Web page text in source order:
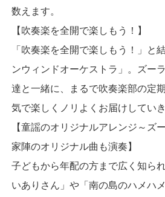
数えます。
【吹奏楽を全開で楽しもう！】
「吹奏楽を全開で楽しもう！」と
ンウィンドオーケストラ」。ズー
達と一緒に、まるで吹奏楽部の定
気で楽しくノリよくお届けしていき
【童謡のオリジナルアレンジ～ズ
家陣のオリジナル曲も演奏】
子どもから年配の方まで広く知ら
いありさん」や「南の島のハメハ